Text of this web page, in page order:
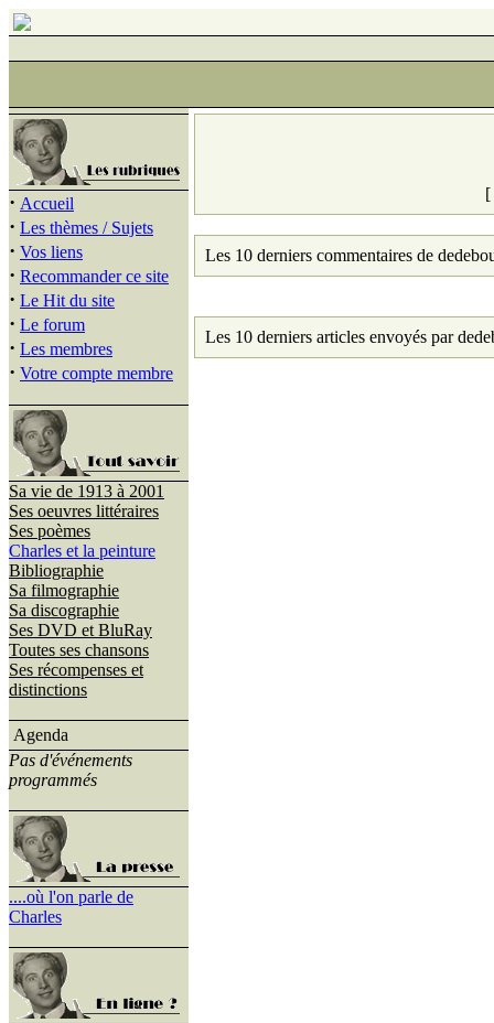
· Accueil
· Les thèmes / Sujets
· Vos liens
· Recommander ce site
· Le Hit du site
· Le forum
· Les membres
· Votre compte membre
Sa vie de 1913 à 2001
Ses oeuvres littéraires
Ses poèmes
Charles et la peinture
Bibliographie
Sa filmographie
Sa discographie
Ses DVD et BluRay
Toutes ses chansons
Ses récompenses et
distinctions
Agenda
Pas d'événements
programmés
....où l'on parle de
Charles
[
Les 10 derniers commentaires de
Les 10 derniers articles envoyés par